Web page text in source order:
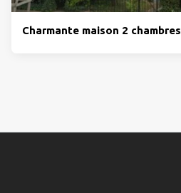
Charmante maison 2 chambres